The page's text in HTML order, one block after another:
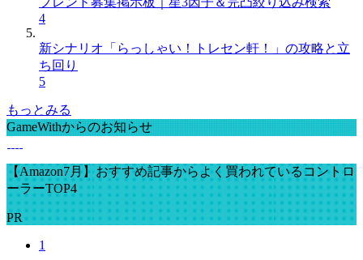
4
新シナリオ「らっしゃい！トレセン軒！」の攻略と立
ち回り
5
もっとみる
GameWithからのお知らせ
【Amazon7月】おすすめ記事からよく買われているコントロ
ーラーTOP4
PR
1